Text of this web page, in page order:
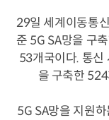
29일 세계이동통
준 5G SA망을 구
53개국이다. 통신
을 구축한
5G SA망을 지원